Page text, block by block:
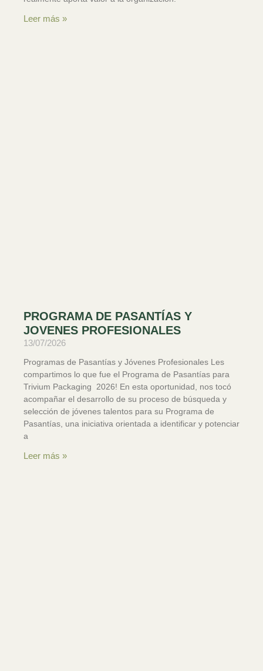
Leer más »
PROGRAMA DE PASANTÍAS Y
JOVENES PROFESIONALES
13/07/2026
Programas de Pasantías y Jóvenes Profesionales Les
compartimos lo que fue el Programa de Pasantías para
Trivium Packaging 2026! En esta oportunidad, nos tocó
acompañar el desarrollo de su proceso de búsqueda y
selección de jóvenes talentos para su Programa de
Pasantías, una iniciativa orientada a identificar y potenciar
a
Leer más »